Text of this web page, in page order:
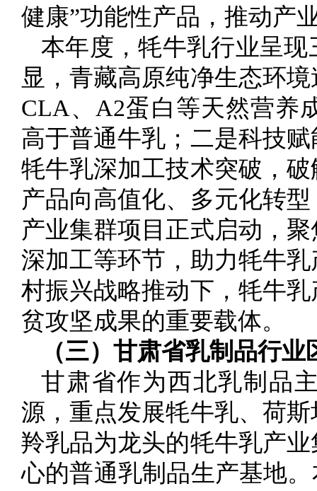
健康”功能性产品，推动产
本年度，牦牛乳行业呈
显，青藏高原纯净生态环
CLA、A2蛋白等天然营养
高于普通牛乳；二是科技
牦牛乳深加工技术突破，
产品向高值化、多元化转
产业集群项目正式启动，
深加工等环节，助力牦牛
村振兴战略推动下，牦牛
贫攻坚成果的重要载体。
（三）甘肃省乳制品行业
甘肃省作为西北乳制品
源，重点发展牦牛乳、荷
羚乳品为龙头的牦牛乳产
心的普通乳制品生产基地